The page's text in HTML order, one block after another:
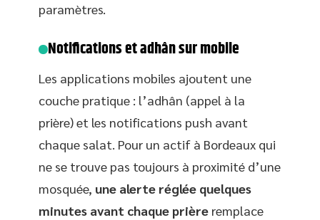
paramètres.
Notifications et adhân sur mobile
Les applications mobiles ajoutent une
couche pratique : l’adhân (appel à la
prière) et les notifications push avant
chaque salat. Pour un actif à Bordeaux qui
ne se trouve pas toujours à proximité d’une
mosquée, une alerte réglée quelques
minutes avant chaque prière remplace